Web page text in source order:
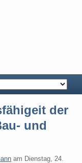
der
und
am Dienstag, 24.